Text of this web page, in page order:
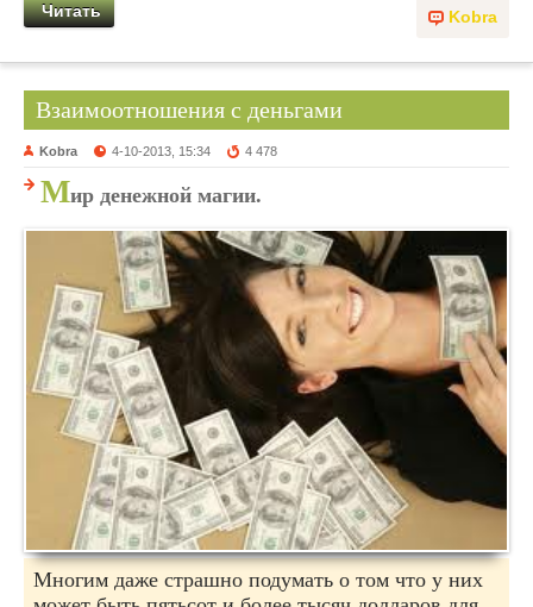
Kobra
Читать
Взаимоотношения с деньгами
Kobra 4-10-2013, 15:34 4 478
Мир денежной магии.
Многим даже страшно подумать о том что у них